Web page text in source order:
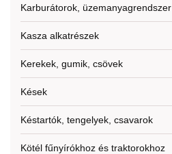
Karburátorok, üzemanyagrendszer
Kasza alkatrészek
Kerekek, gumik, csövek
Kések
Késtartók, tengelyek, csavarok
Kötél fűnyírókhoz és traktorokhoz